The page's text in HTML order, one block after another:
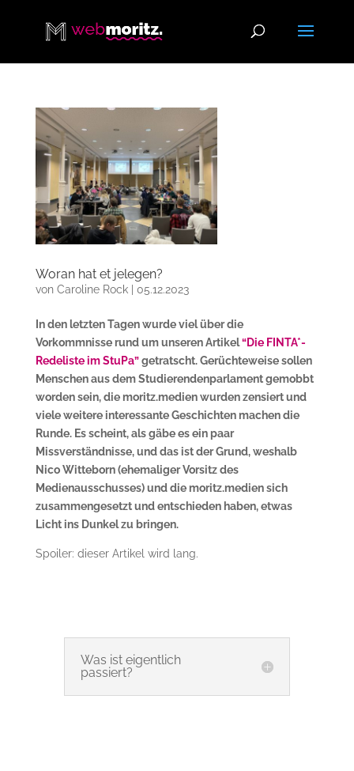
Woran hat et jelegen?
von Caroline Rock| 05.12.2023
In den letzten Tagen wurde viel über die
Vorkommnisse rund um unseren Artikel“Die FINTA*-
Redeliste im StuPa”getratscht. Gerüchteweise sollen
Menschen aus dem Studierendenparlament gemobbt
worden sein, die moritz.medien wurden zensiert und
viele weitere interessante Geschichten machen die
Runde. Es scheint, als gäbe es ein paar
Missverständnisse, und das ist der Grund, weshalb
Nico Witteborn (ehemaliger Vorsitz des
Medienausschusses) und die moritz.medien sich
zusammengesetzt und entschieden haben, etwas
Licht ins Dunkel zu bringen.
Spoiler: dieser Artikel wird lang.
Was ist eigentlich
passiert?